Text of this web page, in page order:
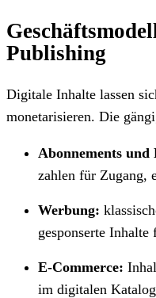
Publishing
Digitale Inhalte lassen
monetarisieren. Die
Abonnements und
zahlen für Zugang,
Werbung:
gesponserte Inhalte
E-Commerce:
im digitalen